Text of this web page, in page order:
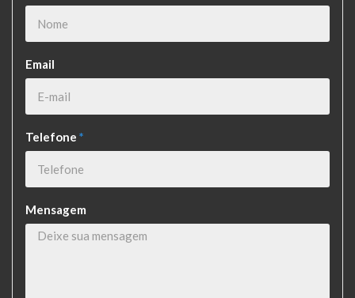
Email
Telefone *
Mensagem